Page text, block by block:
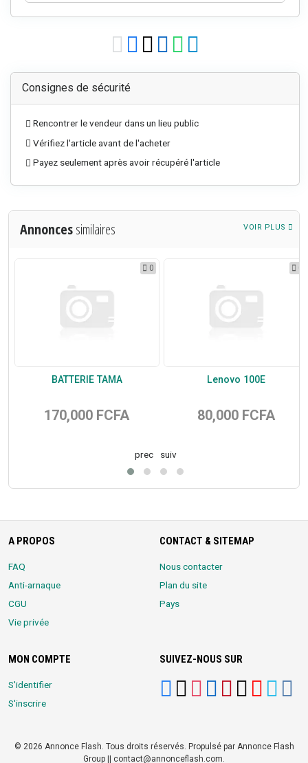
Consignes de sécurité
Rencontrer le vendeur dans un lieu public
Vérifiez l'article avant de l'acheter
Payez seulement après avoir récupéré l'article
Annoncessimilaires VOIR PLUS
0
BATTERIE TAMA
170,000 FCFA
Lenovo 100E
80,000 FCFA
prec suiv
A PROPOS
FAQ
Anti-arnaque
CGU
Vie privée
CONTACT & SITEMAP
Nous contacter
Plan du site
Pays
MON COMPTE
S'identifier
S'inscrire
SUIVEZ-NOUS SUR
© 2026 Annonce Flash. Tous droits réservés. Propulsé par Annonce Flash
Group || contact@annonceflash.com.